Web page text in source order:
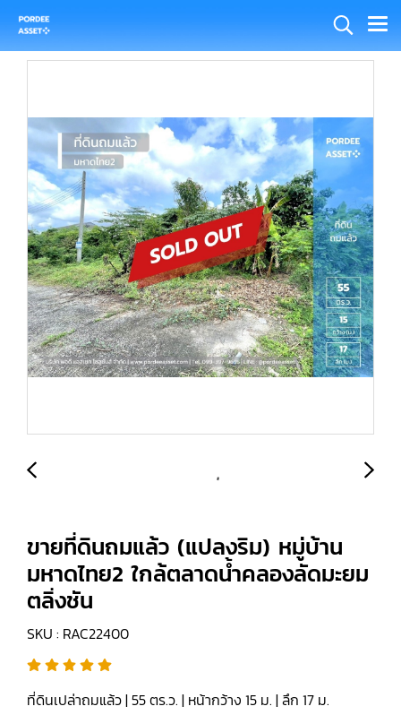
ขายที่ดินถมแล้ว (แปลงริม) หมู่บ้าน
มหาดไทย2 ใกล้ตลาดน้ำคลองลัดมะยม
ตลิ่งชัน
SKU : RAC22400
ที่ดินเปล่าถมแล้ว | 55 ตร.ว. | หน้ากว้าง 15 ม. | ลึก 17 ม.